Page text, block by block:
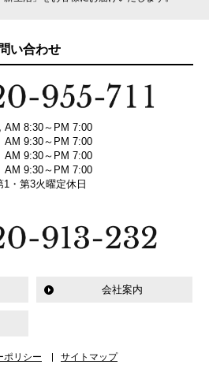
い合わせ
AM 8:30～PM 7:00
AM 9:30～PM 7:00
AM 9:30～PM 7:00
AM 9:30～PM 7:00
・第3火曜定休日
会社案内
ポリシー サイトマップ